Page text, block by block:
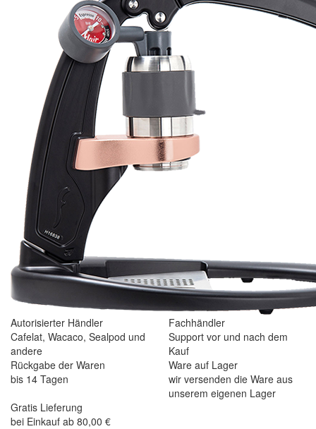
Autorisierter Händler
Cafelat, Wacaco, Sealpod und
andere
Fachhändler
Support vor und nach dem
Kauf
Rückgabe der Waren
bis 14 Tagen
Ware auf Lager
wir versenden die Ware aus
unserem eigenen Lager
Gratis Lieferung
bei Einkauf ab 80,00 €